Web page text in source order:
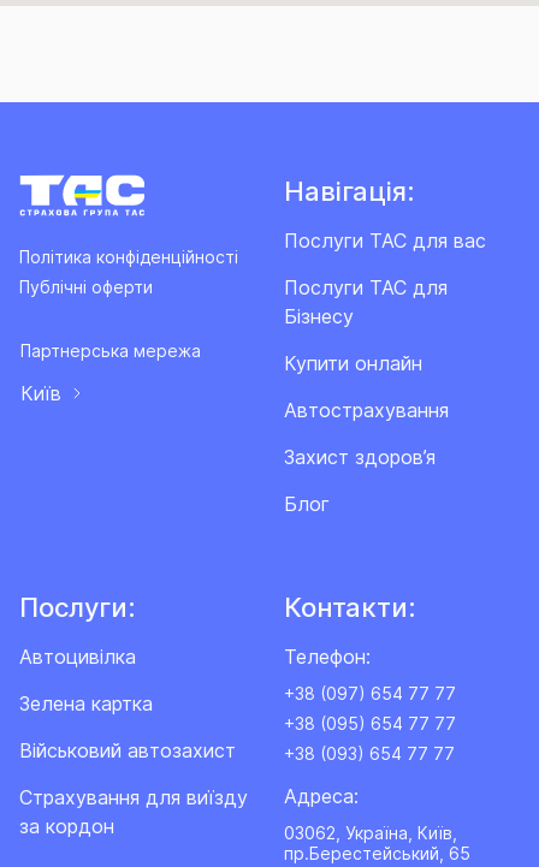
Політика конфіденційності
Публічні оферти
Партнерська мережа
Київ
Навігація:
Послуги ТАС для вас
Послуги ТАС для
Бізнесу
Купити онлайн
Автострахування
Захист здоров’я
Блог
Послуги:
Автоцивілка
Зелена картка
Військовий автозахист
Cтрахування для виїзду
за кордон
Контакти:
Телефон:
+38 (097) 654 77 77
+38 (095) 654 77 77
+38 (093) 654 77 77
Адреса:
03062, Україна, Київ,
пр.Берестейський, 65